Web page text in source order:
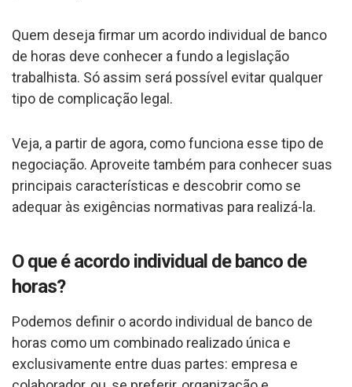
Quem deseja firmar um acordo individual de banco
de horas deve conhecer a fundo a legislação
trabalhista. Só assim será possível evitar qualquer
tipo de complicação legal.
Veja, a partir de agora, como funciona esse tipo de
negociação. Aproveite também para conhecer suas
principais características e descobrir como se
adequar às exigências normativas para realizá-la.
O que é acordo individual de banco de
horas?
Podemos definir o acordo individual de banco de
horas como um combinado realizado única e
exclusivamente entre duas partes: empresa e